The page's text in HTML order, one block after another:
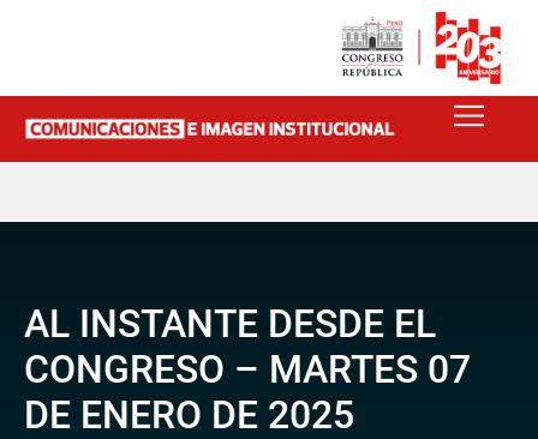
AL INSTANTE DESDE EL
CONGRESO – MARTES 07
DE ENERO DE 2025